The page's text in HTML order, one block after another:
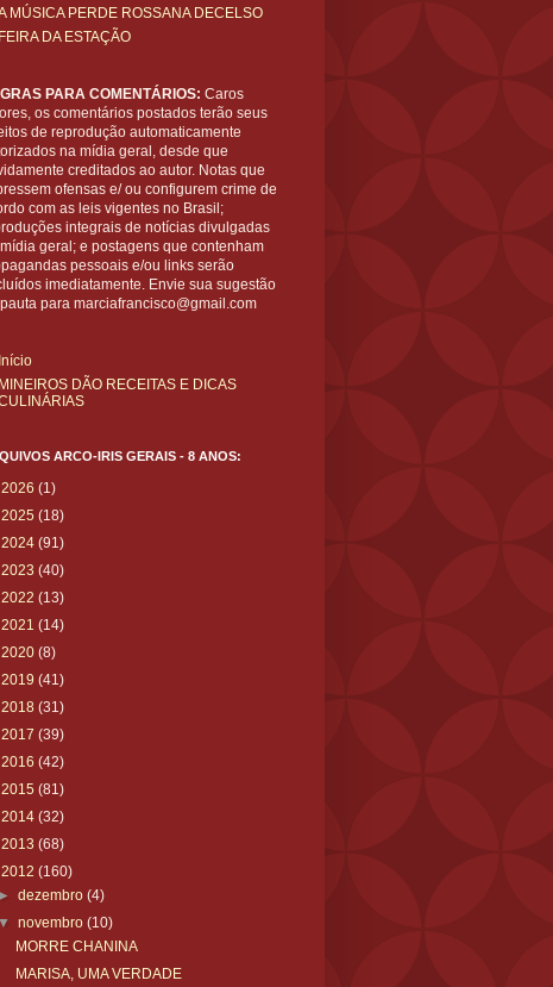
MÚSICA PERDE ROSSANA DECELSO
FEIRA DA ESTAÇÃO
PARA COMENTÁRIOS: Caros
os comentários postados terão seus
de reprodução automaticamente
na mídia geral, desde que
creditados ao autor. Notas que
ofensas e/ ou configurem crime de
com as leis vigentes no Brasil;
integrais de notícias divulgadas
geral; e postagens que contenham
pessoais e/ou links serão
imediatamente. Envie sua sugestão
para marciafrancisco@gmail.com
Início
MINEIROS DÃO RECEITAS E DICAS
ARCO-IRIS GERAIS - 8 ANOS:
2026 (1)
2025 (18)
2024 (91)
2023 (40)
2022 (13)
2021 (14)
2020 (8)
2019 (41)
2018 (31)
2017 (39)
2016 (42)
2015 (81)
2014 (32)
2013 (68)
2012 (160)
►dezembro(4)
▼novembro(10)
MORRE CHANINA
MARISA, UMA VERDADE